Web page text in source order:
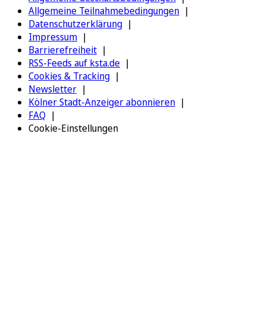
Allgemeine Teilnahmebedingungen
Datenschutzerklärung
Impressum
Barrierefreiheit
RSS-Feeds auf ksta.de
Cookies & Tracking
Newsletter
Kölner Stadt-Anzeiger abonnieren
FAQ
Cookie-Einstellungen